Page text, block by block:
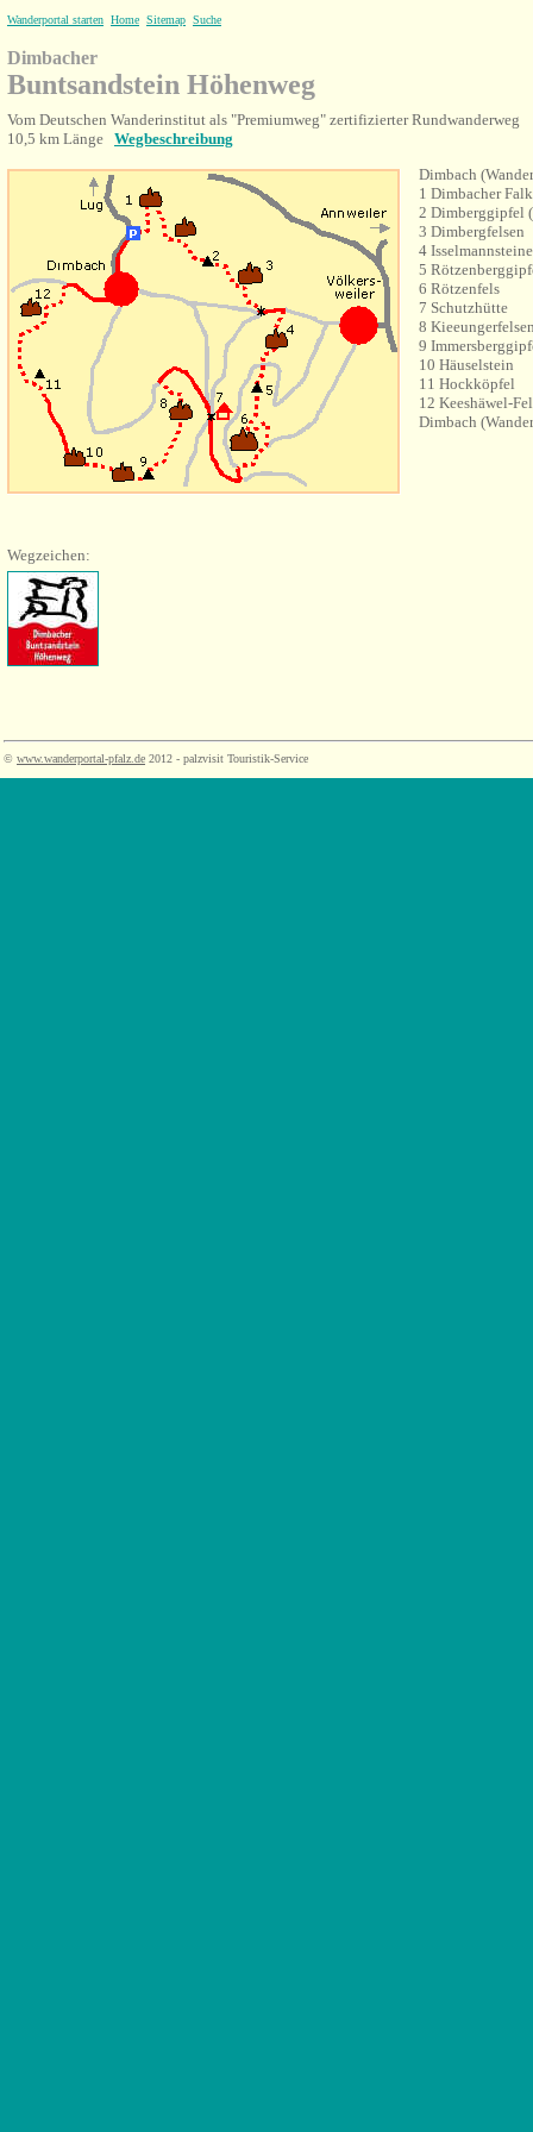
Wanderportal starten Home Sitemap Suche
Dimbacher
Buntsandstein Höhenweg
Vom Deutschen Wanderinstitut als "Premiumweg" zertifizierter Rundwanderweg
10,5 km Länge Wegbeschreibung
Dimbach
1 Dimbacher
2 Dimberggipfel
3 Dimbergfelsen
4 Isselmannsteine
5
6 Rötzenfels
7 Schutzhütte
8
9
10 Häuselstein
11 Hockköpfel
12 Keeshäwel-
Dimbach
Wegzeichen:
© www.wanderportal-pfalz.de 2012 - palzvisit Touristik-Service